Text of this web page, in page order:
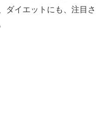
ダイエットにも、注目さ